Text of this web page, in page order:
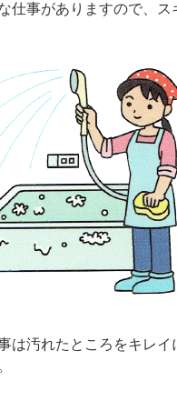
仕事がありますので、ス
は汚れたところをキレ